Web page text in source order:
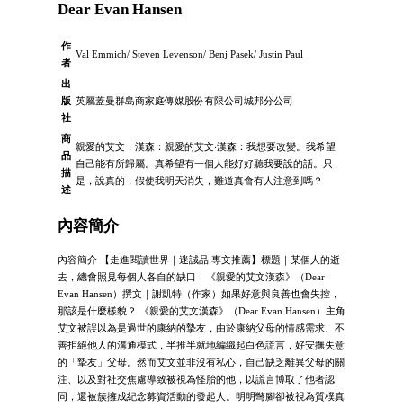
Dear Evan Hansen
作
者
Val Emmich/ Steven Levenson/ Benj Pasek/ Justin Paul
出
版
社
英屬蓋曼群島商家庭傳媒股份有限公司城邦分公司
商
品
描
述
親愛的艾文．漢森：親愛的艾文‧漢森：我想要改變。我希望
自己能有所歸屬。真希望有一個人能好好聽我要說的話。只
是，說真的，假使我明天消失，難道真會有人注意到嗎？
內容簡介
內容簡介 【走進閱讀世界｜迷誠品:專文推薦】標題｜某個人的逝
去，總會照見每個人各自的缺口｜《親愛的艾文漢森》（Dear
Evan Hansen）撰文｜謝凱特（作家）如果好意與良善也會失控，
那該是什麼樣貌？ 《親愛的艾文漢森》（Dear Evan Hansen）主角
艾文被誤以為是過世的康納的摯友，由於康納父母的情感需求、不
善拒絕他人的溝通模式，半推半就地編織起白色謊言，好安撫失意
的「摯友」父母。然而艾文並非沒有私心，自己缺乏離異父母的關
注、以及對社交焦慮導致被視為怪胎的他，以謊言博取了他者認
同，還被簇擁成紀念募資活動的發起人。明明彆腳卻被視為質樸真